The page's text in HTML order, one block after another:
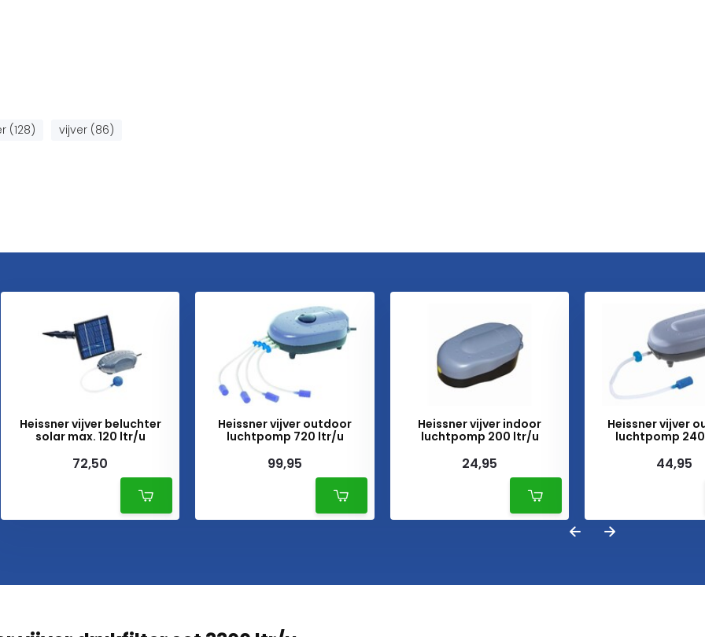
(128)
vijver (86)
Heissner vijver beluchter
solar max. 120 ltr/u
72,50
Heissner vijver outdoor
luchtpomp 720 ltr/u
99,95
Heissner vijver indoor
luchtpomp 200 ltr/u
24,95
Heissner vijver
luchtpomp
44,95